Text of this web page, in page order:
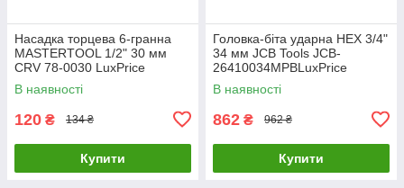
Насадка торцева 6-гранна
MASTERTOOL 1/2" 30 мм
CRV 78-0030 LuxPrice
В наявності
120 ₴ 134 ₴
Купити
Головка-біта ударна HEX 3/4"
34 мм JCB Tools JCB-
26410034MPBLuxPrice
В наявності
862 ₴ 962 ₴
Купити